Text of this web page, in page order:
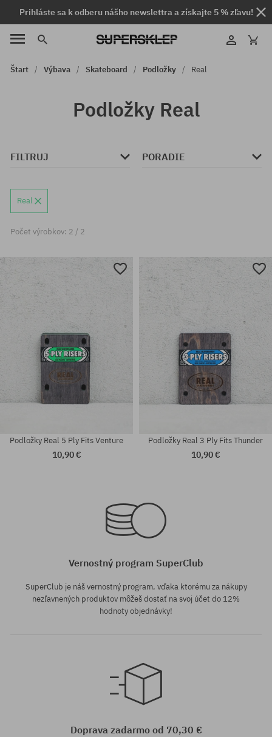
Prihláste sa k odberu nášho newslettra a získajte 5 % zľavu!
Štart Výbava Skateboard Podložky Real
Podložky Real
FILTRUJ PORADIE
Real
Počet výrobkov: 2 / 2
Podložky Real 5 Ply Fits Venture
10,90 €
Dostupné veľkosti:
Podložky Real 3 Ply Fits Thunder
10,90 €
Vernostný program SuperClub
SuperClub je náš vernostný program, vďaka ktorému za nákupy
nezľavnených produktov môžeš dostať na svoj účet do 12%
hodnoty objednávky!
Doprava zadarmo od 70,30 €